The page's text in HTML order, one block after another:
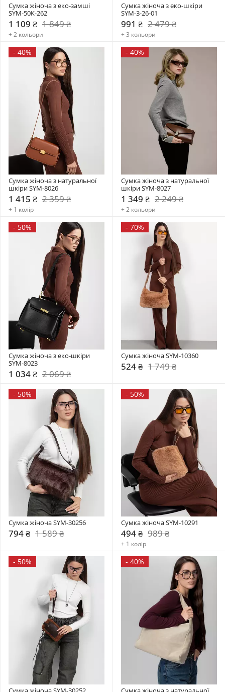
Сумка жіноча з еко-замші
SYM-50К-262
1 109 ₴ 1 849 ₴
+ 2 кольори
Сумка жіноча з еко-шкіри
SYM-3-26-01
991 ₴ 2 479 ₴
+ 3 кольори
- 40%
Сумка жіноча з натуральної
шкіри SYM-8026
1 415 ₴ 2 359 ₴
+ 1 колір
- 40%
Сумка жіноча з натуральної
шкіри SYM-8027
1 349 ₴ 2 249 ₴
+ 2 кольори
- 50%
Сумка жіноча з еко-шкіри
SYM-8023
1 034 ₴ 2 069 ₴
- 70%
Сумка жіноча SYM-10360
524 ₴ 1 749 ₴
- 50%
Сумка жіноча SYM-30256
794 ₴ 1 589 ₴
- 50%
Сумка жіноча SYM-10291
494 ₴ 989 ₴
+ 1 колір
- 50% - 40%